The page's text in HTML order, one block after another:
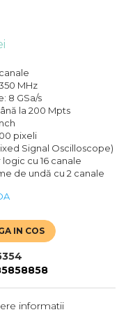
MHz
8 GSa/s
la 200 Mpts
pixeli
Signal Oscilloscope)
cu 16 canale
de undă cu 2 canale
IN COS
informatii